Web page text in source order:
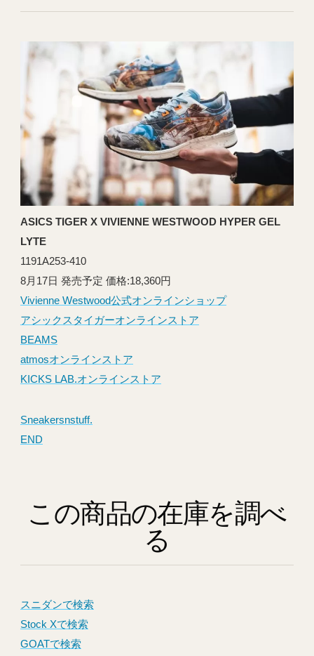
ASICS TIGER X VIVIENNE WESTWOOD HYPER GEL
LYTE
1191A253-410
8月17日 発売予定 価格:18,360円
Vivienne Westwood公式オンラインショップ
アシックスタイガーオンラインストア
BEAMS
atmosオンラインストア
KICKS LAB.オンラインストア
Sneakersnstuff.
END
この商品の在庫を調べ
る
スニダンで検索
Stock Xで検索
GOATで検索